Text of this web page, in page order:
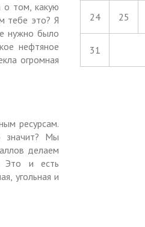
о том, какую
тебе это? Я
нужно было
нефтяное
огромная
ресурсам.
значит? Мы
делаем
Это и есть
угольная и
24 25
31